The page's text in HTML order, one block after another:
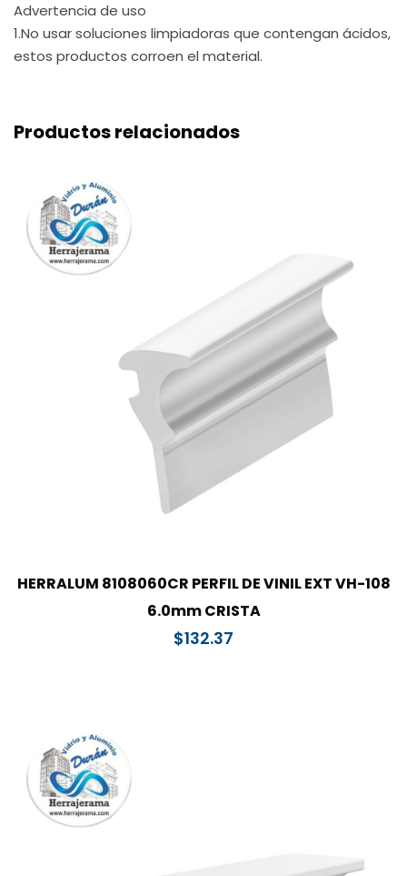
Advertencia de uso
1.No usar soluciones limpiadoras que contengan ácidos,
estos productos corroen el material.
Productos relacionados
HERRALUM 8108060CR PERFIL DE VINIL EXT VH-108
6.0mm CRISTA
$132.37